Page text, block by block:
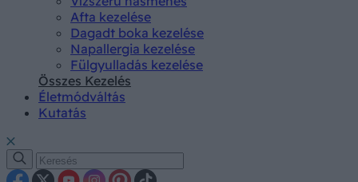
Afta kezelése
Dagadt boka kezelése
Napallergia kezelése
Fülgyulladás kezelése
Összes Kezelés
Életmódváltás
Kutatás